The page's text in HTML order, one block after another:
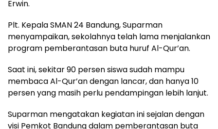
Erwin.
Plt. Kepala SMAN 24 Bandung, Suparman
menyampaikan, sekolahnya telah lama menjalankan
program pemberantasan buta huruf Al-Qur’an.
Saat ini, sekitar 90 persen siswa sudah mampu
membaca Al-Qur’an dengan lancar, dan hanya 10
persen yang masih perlu pendampingan lebih lanjut.
Suparman mengatakan kegiatan ini sejalan dengan
visi Pemkot Bandung dalam pemberantasan buta